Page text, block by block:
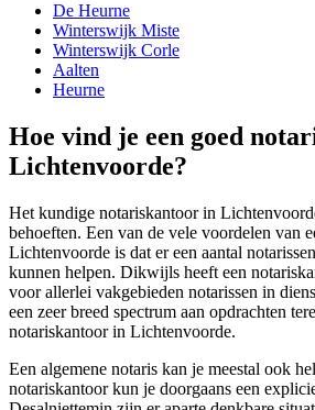
De Heurne
Winterswijk Miste
Winterswijk Corle
Aalten
Heurne
Hoe vind je een goed
Lichtenvoorde?
Het kundige notariskantoor in
behoeften. Een van de vele voordelen van
Lichtenvoorde is dat er een aantal
kunnen helpen. Dikwijls heeft een
voor allerlei vakgebieden notarissen in
een zeer breed spectrum aan opdrachten
notariskantoor in Lichtenvoorde.
Een algemene notaris kan je meestal ook
notariskantoor kun je doorgaans een